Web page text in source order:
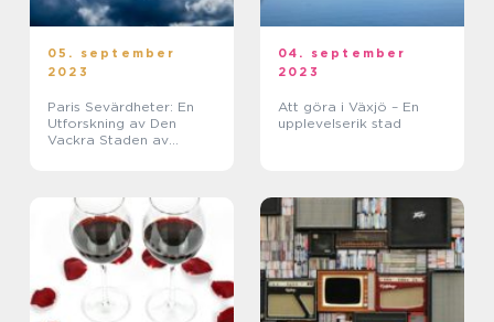
05. september
2023
Paris Sevärdheter: En
Utforskning av Den
Vackra Staden av
04. september
2023
Att göra i Växjö – En
upplevelserik stad